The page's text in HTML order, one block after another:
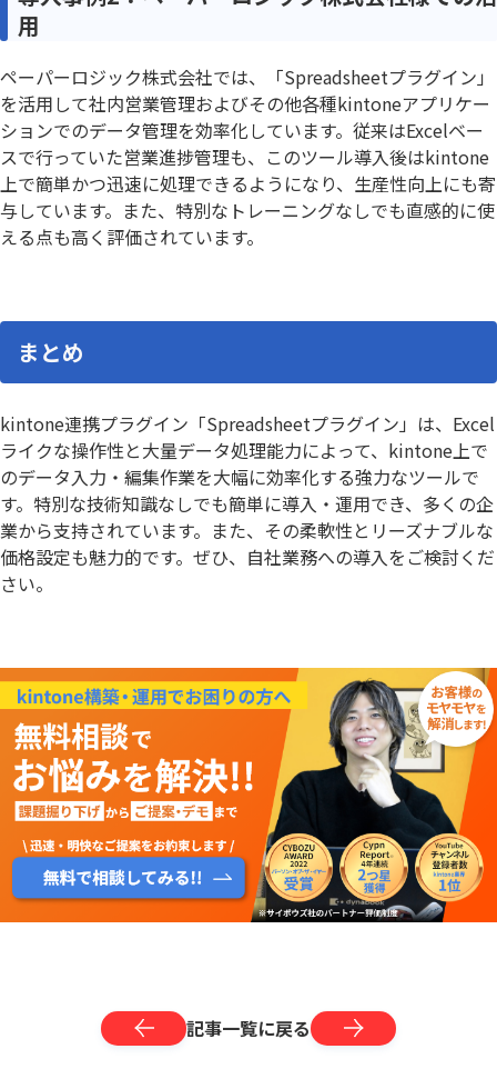
用
ペーパーロジック株式会社では、「Spreadsheetプラグイン」
を活用して社内営業管理およびその他各種kintoneアプリケー
ションでのデータ管理を効率化しています。従来はExcelベー
スで行っていた営業進捗管理も、このツール導入後はkintone
上で簡単かつ迅速に処理できるようになり、生産性向上にも寄
与しています。また、特別なトレーニングなしでも直感的に使
える点も高く評価されています。
まとめ
kintone連携プラグイン「Spreadsheetプラグイン」は、Excel
ライクな操作性と大量データ処理能力によって、kintone上で
のデータ入力・編集作業を大幅に効率化する強力なツールで
す。特別な技術知識なしでも簡単に導入・運用でき、多くの企
業から支持されています。また、その柔軟性とリーズナブルな
価格設定も魅力的です。ぜひ、自社業務への導入をご検討くだ
さい。
記事一覧に戻る